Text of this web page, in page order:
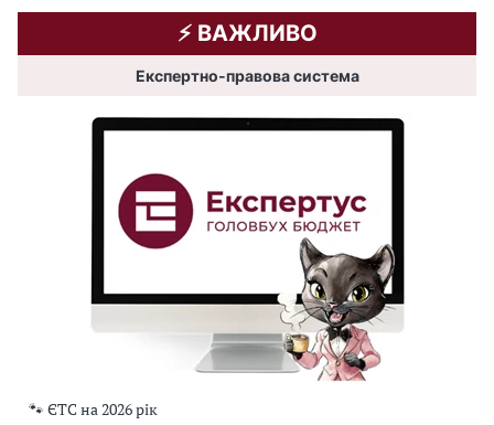
⚡️ ВАЖЛИВО
Експертно-правова система
🐾 ЄТС на 2026 рік